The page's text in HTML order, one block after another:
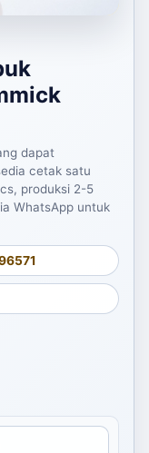
dapat
cetak satu
produksi 2-5
WhatsApp untuk